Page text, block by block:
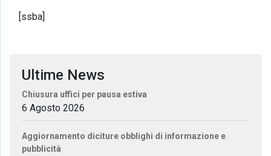
[ssba]
Ultime News
Chiusura uffici per pausa estiva
6 Agosto 2026
Aggiornamento diciture obblighi di informazione e
pubblicità